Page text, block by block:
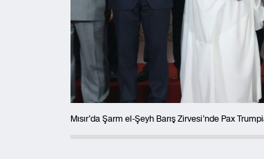
Mısır’da Şarm el-Şeyh Barış Zirvesi’nde Pax